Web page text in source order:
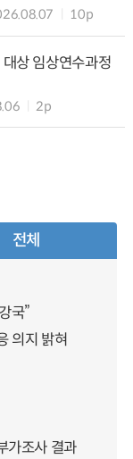
10p
상 임상연수과정
2p
전체
국”
의지 밝혀
가조사 결과